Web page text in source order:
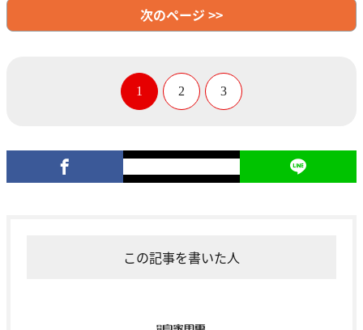
次のページ >>
1 2 3
この記事を書いた人